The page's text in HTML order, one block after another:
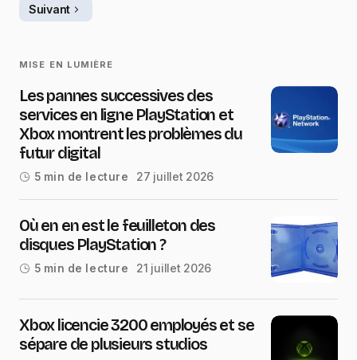
Suivant
MISE EN LUMIÈRE
Les pannes successives des
services en ligne PlayStation et
Xbox montrent les problèmes du
futur digital
5 min de lecture 27 juillet 2026
Où en en est le feuilleton des
disques PlayStation ?
5 min de lecture 21 juillet 2026
Xbox licencie 3200 employés et se
sépare de plusieurs studios